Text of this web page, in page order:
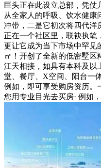
巨头正在此设立总部，凭仗
从全家人的呼吸、饮水健康
冲带，二是它初次将四代洋
正在一个社区里，联袂执笔
更让它成为当下市场中罕见
㎡！开创了全新的低密墅
江天相接，如具有本科及以
堂、餐厅、X空间、阳台一
例如，即可享受购房资历。
您用专业目光去买房· 例如